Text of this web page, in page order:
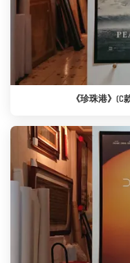
《珍珠港》(C